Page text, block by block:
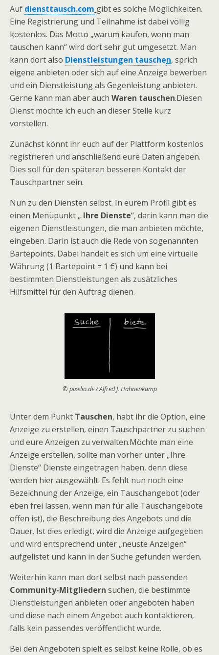
Auf diensttausch.com gibt es solche Möglichkeiten.
Eine Registrierung und Teilnahme ist dabei völlig
kostenlos. Das Motto „warum kaufen, wenn man
tauschen kann“ wird dort sehr gut umgesetzt. Man
kann dort also Dienstleistungen tauschen, sprich
eigene anbieten oder sich auf eine Anzeige bewerben
und ein Dienstleistung als Gegenleistung anbieten.
Gerne kann man aber auch Waren tauschen.Diesen
Dienst möchte ich euch an dieser Stelle kurz
vorstellen.
Zunächst könnt ihr euch auf der Plattform kostenlos
registrieren und anschließend eure Daten angeben.
Dies soll für den späteren besseren Kontakt der
Tauschpartner sein.
Nun zu den Diensten selbst. In eurem Profil gibt es
einen Menüpunkt „ Ihre Dienste“, darin kann man die
eigenen Dienstleistungen, die man anbieten möchte,
eingeben. Darin ist auch die Rede von sogenannten
Bartepoints. Dabei handelt es sich um eine virtuelle
Währung (1 Bartepoint = 1 €) und kann bei
bestimmten Dienstleistungen als zusätzliches
Hilfsmittel für den Auftrag dienen.
© pixelio.de / Alfred J. Hahnenkamp
Unter dem Punkt Tauschen, habt ihr die Option, eine
Anzeige zu erstellen, einen Tauschpartner zu suchen
und eure Anzeigen zu verwalten.Möchte man eine
Anzeige erstellen, sollte man vorher unter „Ihre
Dienste“ Dienste eingetragen haben, denn diese
werden hier ausgewählt. Es fehlt nun noch eine
Bezeichnung der Anzeige, ein Tauschangebot (oder
eben frei lassen, wenn man für alle Tauschangebote
offen ist), die Beschreibung des Angebots und die
Dauer. Ist dies erledigt, wird die Anzeige aufgegeben
und wird entsprechend unter „neuste Anzeigen“
aufgelistet und kann in der Suche gefunden werden.
Weiterhin kann man dort selbst nach passenden
Community-Mitgliedern suchen, die bestimmte
Dienstleistungen anbieten oder angeboten haben
und diese nach einem Angebot auch kontaktieren,
falls kein passendes veröffentlicht wurde.
Bei den Angeboten spielt es selbst keine Rolle, ob es